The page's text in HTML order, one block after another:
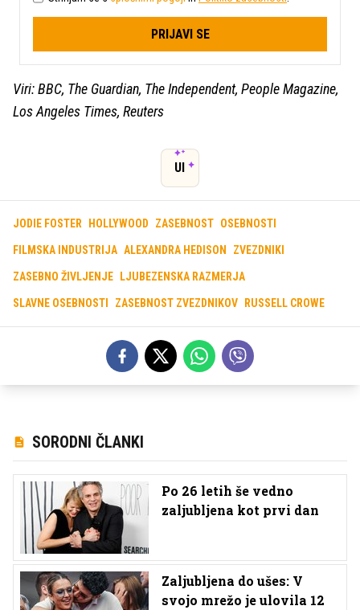
PRIJAVI SE
Viri: BBC, The Guardian, The Independent, People Magazine,
Los Angeles Times, Reuters
UI
JODIE FOSTER HOLLYWOOD ZASEBNOST OSEBNOSTI
FILMSKA INDUSTRIJA ALEXANDRA HEDISON ZVEZDNIKI
ZASEBNO ŽIVLJENJE LJUBEZENSKA RAZMERJA
SLAVNE OSEBNOSTI ZASEBNOST ZVEZDNIKOV RUSSELL CROWE
SORODNI ČLANKI
Po 26 letih še vedno
zaljubljena kot prvi dan
Zaljubljena do ušes: V
svojo mrežo je ulovila 12